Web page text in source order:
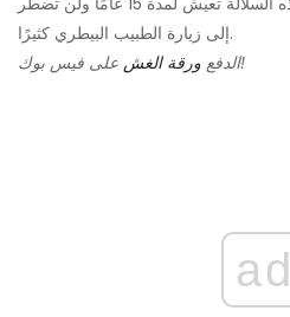
إلى زيارة الطبيب البيطري كثيرًا.
الدفع ورقة الغش على فيس بوك!
ad